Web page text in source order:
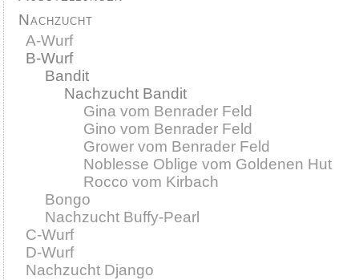
Nachzucht
A-Wurf
B-Wurf
Bandit
Nachzucht Bandit
Gina vom Benrader Feld
Gino vom Benrader Feld
Grower vom Benrader Feld
Noblesse Oblige vom Goldenen Hut
Rocco vom Kirbach
Bongo
Nachzucht Buffy-Pearl
C-Wurf
D-Wurf
Nachzucht Django